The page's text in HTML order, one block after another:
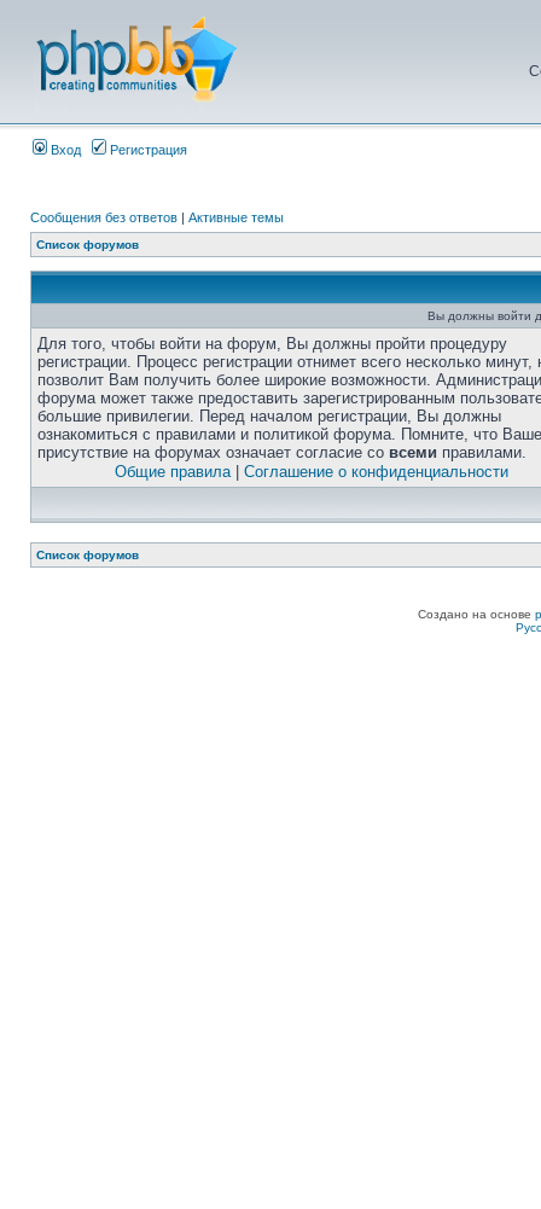
Вход Регистрация
Сообщения без ответов | Активные темы
Список форумов
Вы должны войти
Для того, чтобы войти на форум, Вы должны пройти процедуру
регистрации. Процесс регистрации отнимет всего несколько минут,
позволит Вам получить более широкие возможности.
форума может также предоставить зарегистрированным
большие привилегии. Перед началом регистрации, Вы должны
ознакомиться с правилами и политикой форума. Помните, что Ваше
присутствие на форумах означает согласие со всеми правилами.
Общие правила| Соглашение о конфиденциальности
Список форумов
Создано на основе